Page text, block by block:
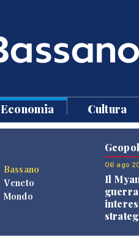
Economia Cultura
Bassano
Veneto
Mondo
06 ago
Il